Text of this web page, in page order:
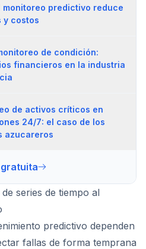
monitoreo predictivo reduce
y costos
de condición:
financieros en la industria
de activos críticos en
24/7: el caso de los
azucareros
series de tiempo al
predictivo dependen
fallas de forma temprana